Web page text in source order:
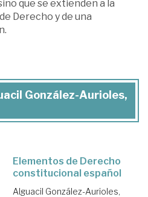
que se extienden a la
Derecho y de una
González-Aurioles,
Elementos de Derecho
constitucional español
Alguacil González-Aurioles,